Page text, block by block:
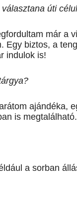
úti
már a
Egy biztos, a
indulok is!
ajándéka,
is megtalálható.
a sorban